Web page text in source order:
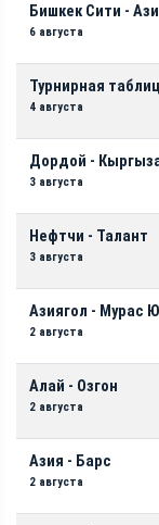
Бишкек Сити -
6 августа
Турнирная
4 августа
Дордой -
3 августа
Нефтчи - Талант
3 августа
Азиягол - Мурас
2 августа
Алай - Озгон
2 августа
Азия - Барс
2 августа